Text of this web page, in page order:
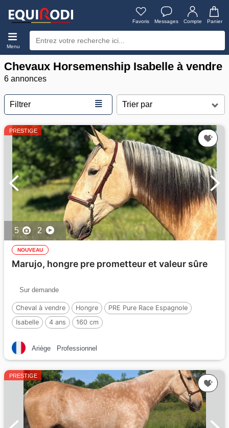
Favoris Messages Compte Panier
Menu
Chevaux Horsemenship Isabelle à vendre
6 annonces
Filtrer ≣
PRESTIGE
5 2
NOUVEAU
Marujo, hongre pre prometteur et valeur sûre
Sur demande
Cheval à vendre Hongre
PRE Pure Race Espagnole
Isabelle
4 ans 160 cm
Ariège Professionnel
PRESTIGE